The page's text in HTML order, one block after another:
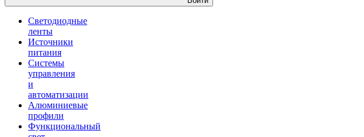
Светодиодные
ленты
Источники
питания
Системы
управления
и
автоматизации
Алюминиевые
профили
Функциональный